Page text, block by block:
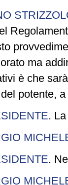
ma
è che
potente,
.
.